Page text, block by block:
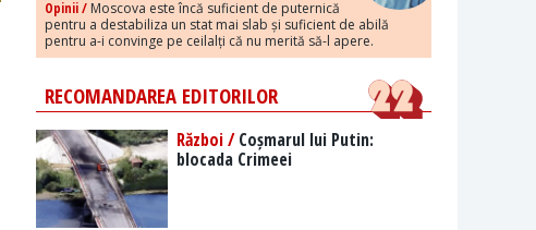
Opinii / Moscova este încă suficient de puternică
pentru a destabiliza un stat mai slab și suficient de abilă
pentru a-i convinge pe ceilalți că nu merită să-l apere.
RECOMANDAREA EDITORILOR
Război /Coșmarul lui Putin:
blocada Crimeei